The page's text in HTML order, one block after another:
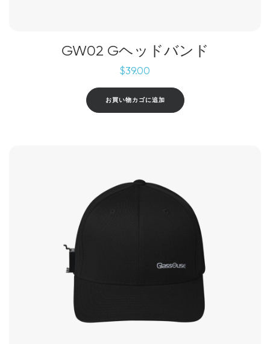
GW02 Gヘッドバンド
$39.00
お買い物カゴに追加